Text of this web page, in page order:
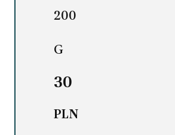
200
G
30
PLN